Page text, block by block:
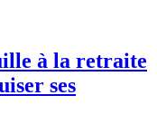
à la retraite
ses